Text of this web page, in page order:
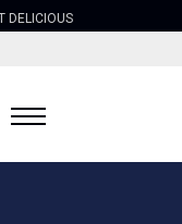
DELICIOUS